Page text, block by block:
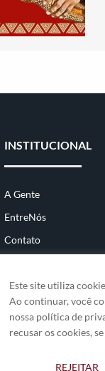
Este site utiliza
Ao continuar, você
nossa política de
recusar os cookies,
REJEITAR
INSTITUCIONAL
A Gente
EntreNós
Contato